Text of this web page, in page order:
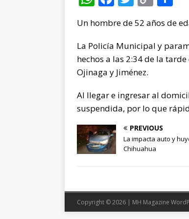
at
s
A
p
p
c
e
b
o
o
k
it
te
r
p
y
Li
k
m
p
ar
r
Un hombre de 52 años de
La Policía Municipal y
hechos a las 2:34 de la
Ojinaga y Jiménez.
Al llegar e ingresar al
suspendida, por lo que
PREVIOUS
La impacta auto y
Chihuahua
Copyright © 2026 | MH Magazine